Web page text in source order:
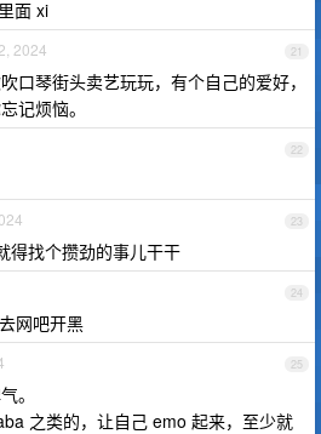
面 xi
21
2024
口琴街头卖艺玩玩，有个自己的爱好，
记烦恼。
22
23
得找个攒劲的事儿干干
24
网吧开黑
25
。
之类的，让自己 emo 起来，至少就